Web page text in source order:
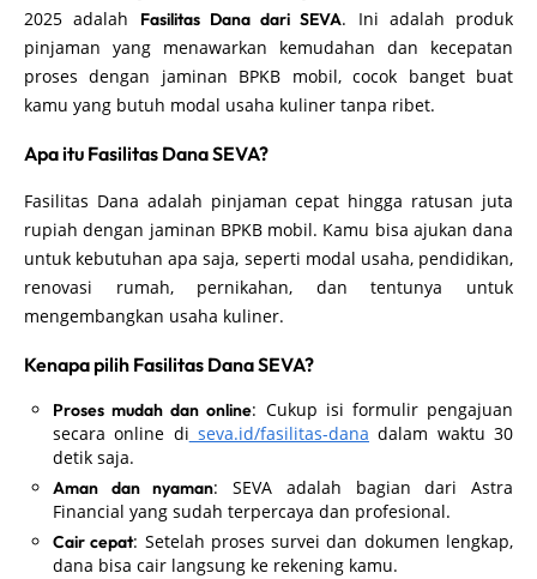
2025 adalah
Fasilitas Dana dari SEVA. Ini adalah produk
pinjaman yang menawarkan kemudahan dan kecepatan
proses dengan jaminan BPKB mobil, cocok banget buat
kamu yang butuh modal usaha kuliner tanpa ribet.
Apa itu Fasilitas Dana SEVA?
Fasilitas Dana adalah pinjaman cepat hingga ratusan juta
rupiah dengan jaminan BPKB mobil. Kamu bisa ajukan dana
untuk kebutuhan apa saja, seperti modal usaha, pendidikan,
renovasi rumah, pernikahan, dan tentunya untuk
mengembangkan usaha kuliner.
Kenapa pilih Fasilitas Dana SEVA?
Proses mudah dan online: Cukup isi formulir pengajuan
secara online di seva.id/fasilitas-dana dalam waktu 30
detik saja.
Aman dan nyaman: SEVA adalah bagian dari Astra
Financial yang sudah terpercaya dan profesional.
Cair cepat: Setelah proses survei dan dokumen lengkap,
dana bisa cair langsung ke rekening kamu.